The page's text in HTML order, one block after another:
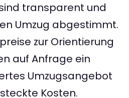
transparent und
Umzug abgestimmt.
zur Orientierung
auf Anfrage ein
Umzugsangebot
Kosten.